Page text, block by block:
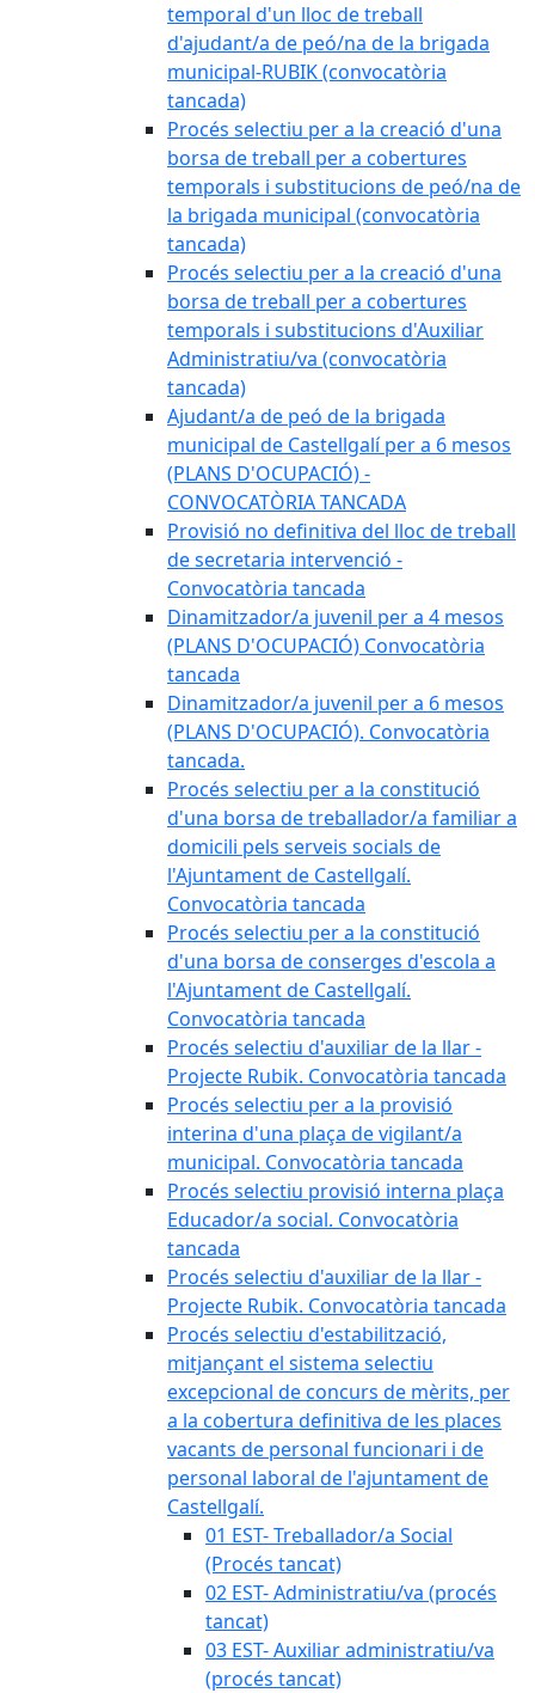
temporal d'un lloc de treball
d'ajudant/a de peó/na de la brigada
municipal-RUBIK (convocatòria
tancada)
Procés selectiu per a la creació d'una
borsa de treball per a cobertures
temporals i substitucions de peó/na de
la brigada municipal (convocatòria
tancada)
Procés selectiu per a la creació d'una
borsa de treball per a cobertures
temporals i substitucions d'Auxiliar
Administratiu/va (convocatòria
tancada)
Ajudant/a de peó de la brigada
municipal de Castellgalí per a 6 mesos
(PLANS D'OCUPACIÓ) -
CONVOCATÒRIA TANCADA
Provisió no definitiva del lloc de treball
de secretaria intervenció -
Convocatòria tancada
Dinamitzador/a juvenil per a 4 mesos
(PLANS D'OCUPACIÓ) Convocatòria
tancada
Dinamitzador/a juvenil per a 6 mesos
(PLANS D'OCUPACIÓ). Convocatòria
tancada.
Procés selectiu per a la constitució
d'una borsa de treballador/a familiar a
domicili pels serveis socials de
l'Ajuntament de Castellgalí.
Convocatòria tancada
Procés selectiu per a la constitució
d'una borsa de conserges d'escola a
l'Ajuntament de Castellgalí.
Convocatòria tancada
Procés selectiu d'auxiliar de la llar -
Projecte Rubik. Convocatòria tancada
Procés selectiu per a la provisió
interina d'una plaça de vigilant/a
municipal. Convocatòria tancada
Procés selectiu provisió interna plaça
Educador/a social. Convocatòria
tancada
Procés selectiu d'auxiliar de la llar -
Projecte Rubik. Convocatòria tancada
Procés selectiu d'estabilització,
mitjançant el sistema selectiu
excepcional de concurs de mèrits, per
a la cobertura definitiva de les places
vacants de personal funcionari i de
personal laboral de l'ajuntament de
Castellgalí.
01 EST- Treballador/a Social
(Procés tancat)
02 EST- Administratiu/va (procés
tancat)
03 EST- Auxiliar administratiu/va
(procés tancat)